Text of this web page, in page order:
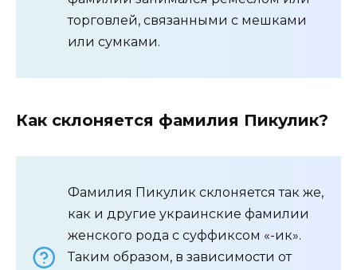
торговлей, связанными с мешками
или сумками.
Как склоняется фамилия Пикулик?
Фамилия Пикулик склоняется так же,
как и другие украинские фамилии
женского рода с суффиксом «-ик».
Таким образом, в зависимости от